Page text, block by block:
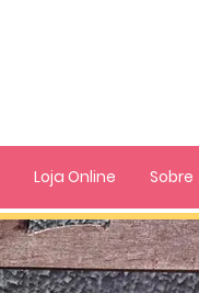
Loja Online Sobre